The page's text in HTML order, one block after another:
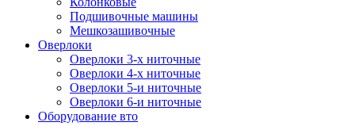
Подшивочные машины
Мешкозашивочные
Оверлоки
Оверлоки 3-х ниточные
Оверлоки 4-х ниточные
Оверлоки 5-и ниточные
Оверлоки 6-и ниточные
Оборудование вто